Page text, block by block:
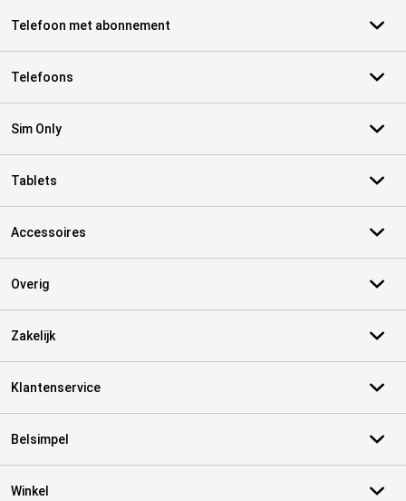
Telefoon met abonnement
Telefoons
Sim Only
Tablets
Accessoires
Overig
Zakelijk
Klantenservice
Belsimpel
Winkel